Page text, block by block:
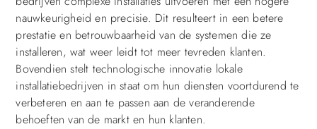
nauwkeurigheid en precisie. Dit resulteert in een betere
prestatie en betrouwbaarheid van de systemen die ze
installeren, wat weer leidt tot meer tevreden klanten.
Bovendien stelt technologische innovatie lokale
installatiebedrijven in staat om hun diensten voortdurend te
verbeteren en aan te passen aan de veranderende
behoeften van de markt en hun klanten.